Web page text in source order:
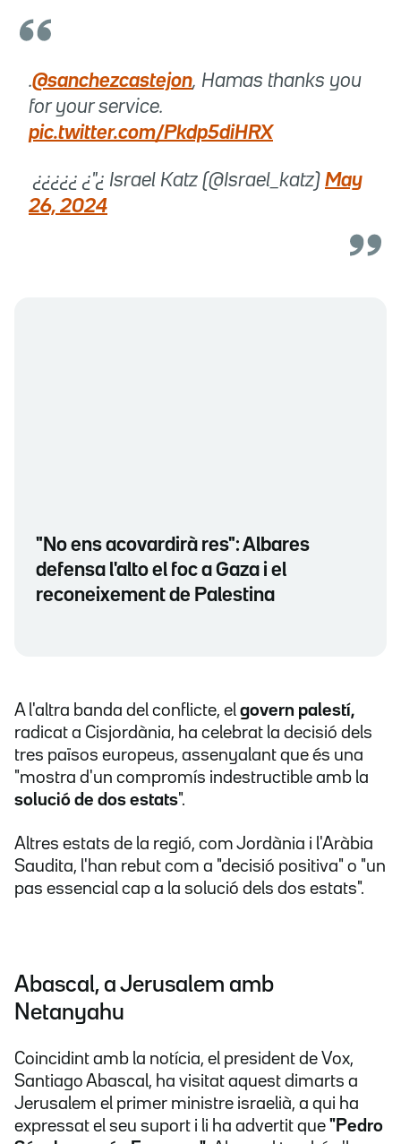
.@sanchezcastejon, Hamas thanks you
for your service.
pic.twitter.com/Pkdp5diHRX
 ¿¿¿¿¿ ¿"¿ Israel Katz (@Israel_katz) May
26, 2024
"No ens acovardirà res": Albares
defensa l'alto el foc a Gaza i el
reconeixement de Palestina
A l'altra banda del conflicte, el govern palestí,
radicat a Cisjordània, ha celebrat la decisió dels
tres països europeus, assenyalant que és una
"mostra d'un compromís indestructible amb la
solució de dos estats".
Altres estats de la regió, com Jordània i l'Aràbia
Saudita, l'han rebut com a "decisió positiva" o "un
pas essencial cap a la solució dels dos estats".
Abascal, a Jerusalem amb
Netanyahu
Coincidint amb la notícia, el president de Vox,
Santiago Abascal, ha visitat aquest dimarts a
Jerusalem el primer ministre israelià, a qui ha
expressat el seu suport i li ha advertit que "Pedro